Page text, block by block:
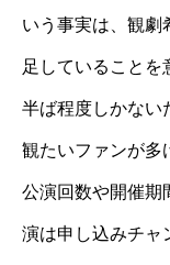
いう事実は、観劇
足していることを
半ば程度しかない
観たいファンが多
公演回数や開催期
演は申し込みチャ